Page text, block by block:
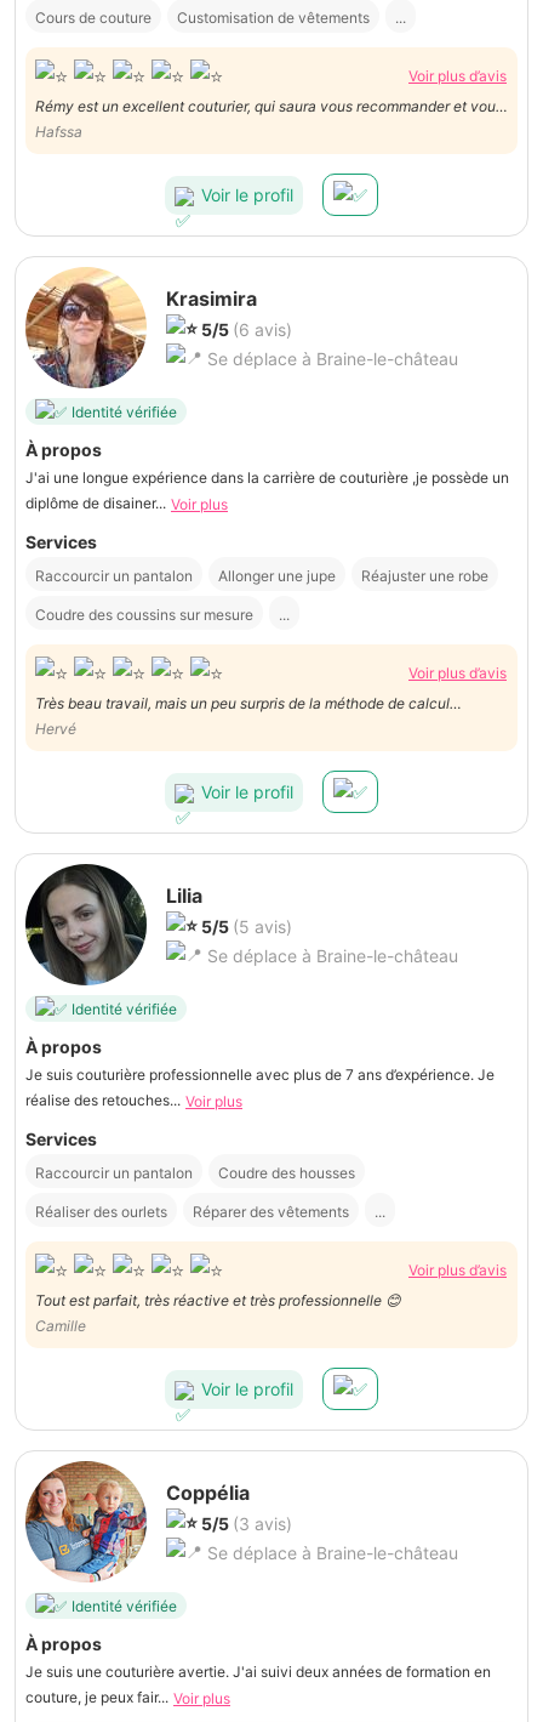
Cours de couture Customisation de vêtements ...
Voir plus d’avis
Rémy est un excellent couturier, qui saura vous recommander et vous
apprendre des choses, il a de très bonnes machines 👌🏻👌🏻👌🏻 Vous
pouvez déposer vos projets de couture chez lui les yeux fermés 😃
Hafssa
Voir le profil
Krasimira
5/5 (6 avis)
Se déplace à Braine-le-château
Identité vérifiée
À propos
J'ai une longue expérience dans la carrière de couturière ,je possède un
diplôme de disainer... Voir plus
Services
Raccourcir un pantalon Allonger une jupe Réajuster une robe
Coudre des coussins sur mesure ...
Voir plus d’avis
Très beau travail, mais un peu surpris de la méthode de calcul
différente de celle proposée. Elle annonçait un tarif horaire et elle a
proposé un forfait. Sinon, elle est très courtoise et courageuse et je
Hervé
Voir le profil
Lilia
5/5 (5 avis)
Se déplace à Braine-le-château
Identité vérifiée
À propos
Je suis couturière professionnelle avec plus de 7 ans d’expérience. Je
réalise des retouches... Voir plus
Services
Raccourcir un pantalon Coudre des housses
Réaliser des ourlets Réparer des vêtements ...
Voir plus d’avis
Tout est parfait, très réactive et très professionnelle 😊
Camille
Voir le profil
Coppélia
5/5 (3 avis)
Se déplace à Braine-le-château
Identité vérifiée
À propos
Je suis une couturière avertie. J'ai suivi deux années de formation en
couture, je peux fair... Voir plus